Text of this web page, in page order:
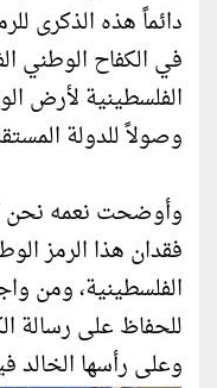
دائماً هذه الذكرى
في الكفاح الوطني
الفلسطينية لأرض
وصولاً للدولة
وأوضحت نعمه نحن
فقدان هذا الرمز
الفلسطينية، ومن
للحفاظ على رسالة
وعلى رأسها الخالد